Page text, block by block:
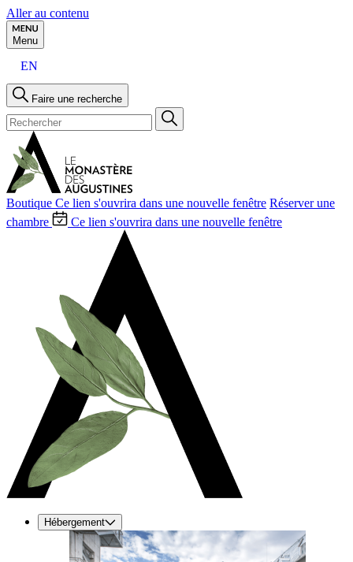
Aller au contenu
Menu
EN
Faire une recherche
Boutique Ce lien s'ouvrira dans une nouvelle fenêtre Réserver une
chambre
Ce lien s'ouvrira dans une nouvelle fenêtre
Hébergement